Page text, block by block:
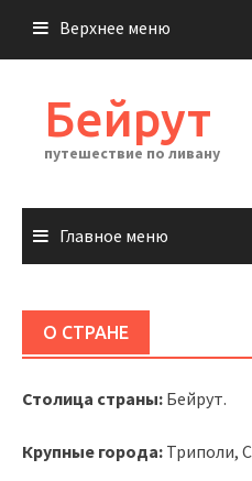
содержимому
Верхнее меню
Бейрут
путешествие по ливану
Главное меню
О СТРАНЕ
Столица страны: Бейрут.
Крупные города: Триполи,